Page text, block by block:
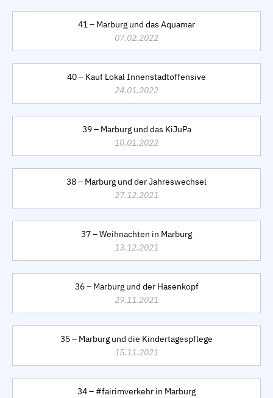
41 – Marburg und das Aquamar
07.02.2022
40 – Kauf Lokal Innenstadtoffensive
24.01.2022
39 – Marburg und das KiJuPa
10.01.2022
38 – Marburg und der Jahreswechsel
27.12.2021
37 – Weihnachten in Marburg
13.12.2021
36 – Marburg und der Hasenkopf
29.11.2021
35 – Marburg und die Kindertagespflege
15.11.2021
34 – #fairimverkehr in Marburg